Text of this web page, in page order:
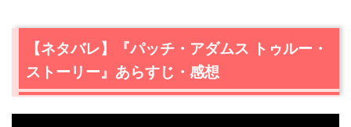
【ネタバレ】『パッチ・アダムス トゥルー・
ストーリー』あらすじ・感想